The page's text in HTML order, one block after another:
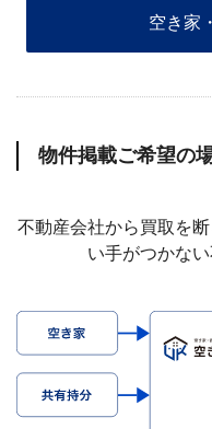
空き家
物件掲載ご希望の
不動産会社から買取を
い手がつかな